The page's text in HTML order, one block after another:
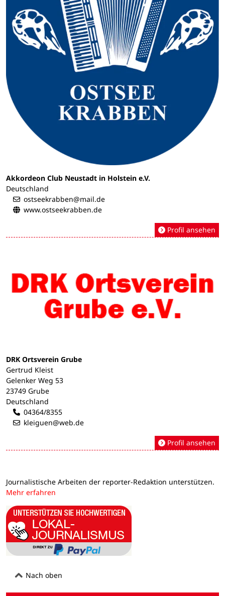
Akkordeon Club Neustadt in Holstein e.V.
Deutschland
ostseekrabben@mail.de
www.ostseekrabben.de
Profil ansehen
DRK Ortsverein Grube
Gertrud Kleist
Gelenker Weg 53
23749 Grube
Deutschland
04364/8355
kleiguen@web.de
Profil ansehen
Journalistische Arbeiten der reporter-Redaktion unterstützen.
Mehr erfahren
Nach oben